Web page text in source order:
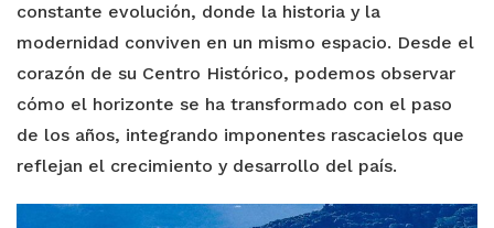
constante evolución, donde la historia y la
modernidad conviven en un mismo espacio. Desde el
corazón de su Centro Histórico, podemos observar
cómo el horizonte se ha transformado con el paso
de los años, integrando imponentes rascacielos que
reflejan el crecimiento y desarrollo del país.